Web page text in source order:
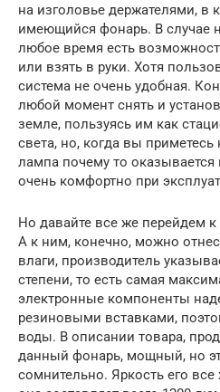
на изголовье держателями, в
имеющийся фонарь. В случае
любое время есть
или взять в руки. Хотя
система не очень удобная.
любой момент снять и
земле, пользуясь им как
света, но, когда вы приметесь
лампа почему то оказывается
очень комфортно при
Но давайте все же перейдем
А к ним, конечно, можно
влаги, производитель
степени, то есть самая
электронные компоненты
резиновыми вставками,
воды. В описании товара,
данный фонарь, мощный, но
сомнительно. Яркость его